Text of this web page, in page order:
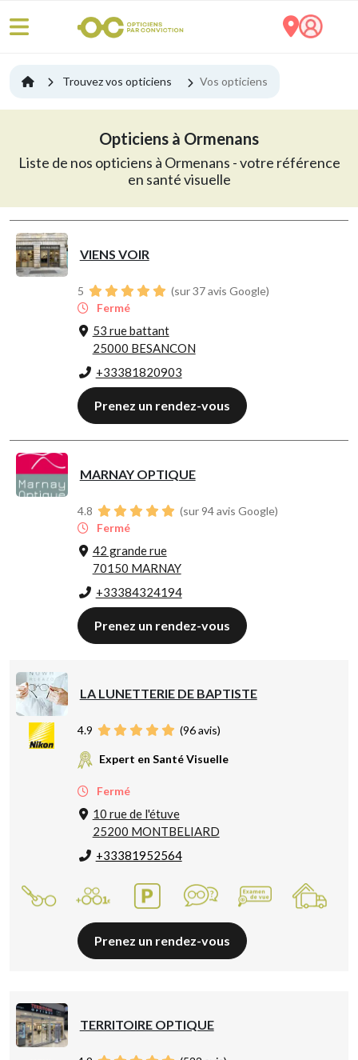
Trouvez vos opticiens Vos opticiens
Opticiens à Ormenans
Liste de nos opticiens à Ormenans - votre référence
en santé visuelle
VIENS VOIR
5
(sur 37 avis Google)
Fermé
53 rue battant
25000 BESANCON
+33381820903
Prenez un rendez-vous
MARNAY OPTIQUE
4.8
(sur 94 avis Google)
Fermé
42 grande rue
70150 MARNAY
+33384324194
Prenez un rendez-vous
LA LUNETTERIE DE BAPTISTE
4.9 (96avis)
Expert en Santé Visuelle
Fermé
10 rue de l'étuve
25200 MONTBELIARD
+33381952564
Prenez un rendez-vous
TERRITOIRE OPTIQUE